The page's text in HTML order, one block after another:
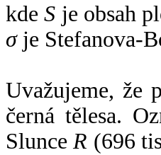
kdeS je obsah
σje Stefanova-
Uvažujeme, že
černá tělesa.
SlunceR (696